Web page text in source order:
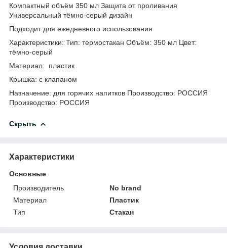
Компактный объём 350 мл Защита от проливания
Универсальный тёмно-серый дизайн
Подходит для ежедневного использования
Характеристики: Тип: термостакан Объём: 350 мл Цвет:
тёмно-серый
Материал: пластик
Крышка: с клапаном
Назначение: для горячих напитков Производство: РОССИЯ
Производство: РОССИЯ
Скрыть
Характеристики
Основные
Производитель
No brand
Материал
Пластик
Тип
Стакан